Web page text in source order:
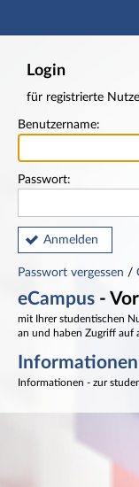
Login
für registrierte
Benutzername:
Passwort:
Anmelden
Passwort vergessen /
eCampus -
mit Ihrer studentischen
an und haben Zugriff auf
Informationen
Informationen - zur